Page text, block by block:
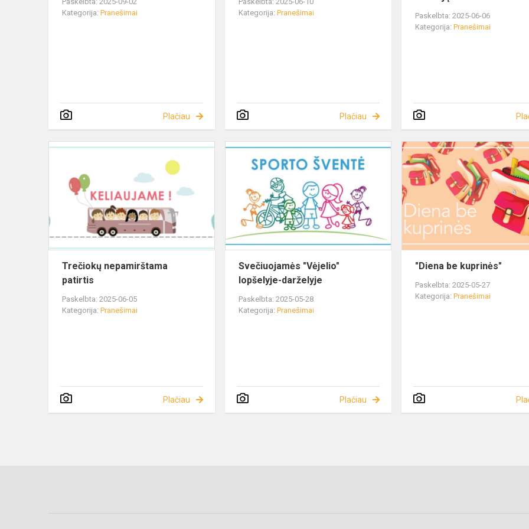
Kategorija: Pranešimai
Plačiau
Kategorija:Pranešimai
Plačiau
Paskelbta: 2025-06-06
Kategorija:Pranešimai
Trečiokų nepamirštama
patirtis
Paskelbta: 2025-06-05
Kategorija: Pranešimai
Plačiau
Svečiuojamės "Vėjelio"
lopšelyje-darželyje
Paskelbta: 2025-05-28
Kategorija:Pranešimai
Plačiau
"Diena be kuprinės"
Paskelbta: 2025-05-27
Kategorija:Pranešimai